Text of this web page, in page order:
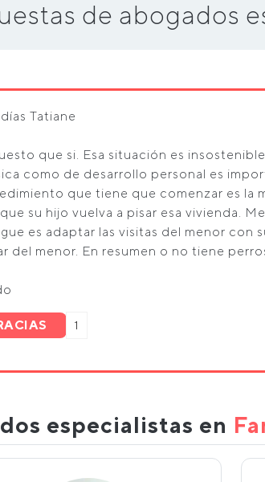
de abogados
Tatiane
que si. Esa situación es
como de desarrollo personal es
que tiene que comenzar es la
su hijo vuelva a pisar esa vivienda.
es adaptar las visitas del menor con
del menor. En resumen o no tiene
1
especialistas en